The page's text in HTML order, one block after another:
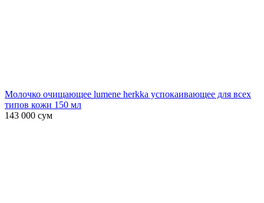
Молочко очищающее lumene herkka успокаивающее для всех
типов кожи 150 мл
143 000 сум